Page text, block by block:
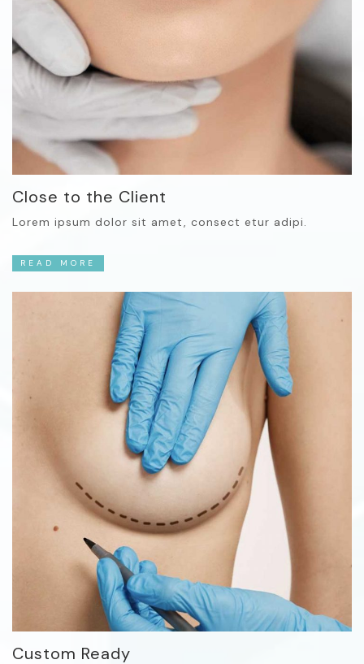
Close to the Client
Lorem ipsum dolor sit amet, consect etur adipi.
READ MORE
Custom Ready